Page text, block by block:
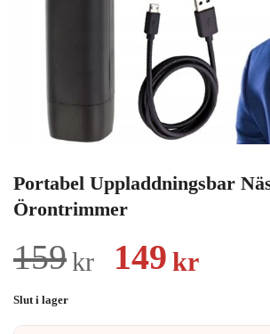
Portabel Uppladdningsbar
Örontrimmer
159kr
Det
149 krDet
Slut i lager